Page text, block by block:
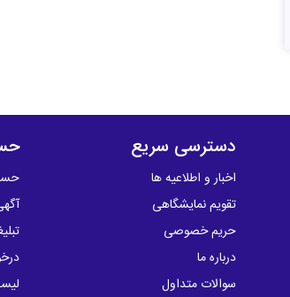
دسترسی سریع
اخبار و اطلاعیه ها
تقویم نمایشگاهی
حریم خصوصی
درباره ما
سوالات متداول